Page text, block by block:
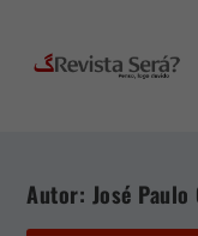
Autor: José